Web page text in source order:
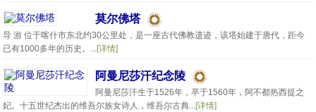
莫尔佛塔
导 游 位于喀什市东北约30公里处，是一座古代佛教遗迹，该塔始建于唐代，距今
已有1000多年的历史。...[详情]
阿曼尼莎汗纪念陵
阿曼尼莎汗生于1526年，卒于1560年，阿不都热西提之
妃。十五世纪杰出的维吾尔族女诗人，维吾尔古典...[详情]